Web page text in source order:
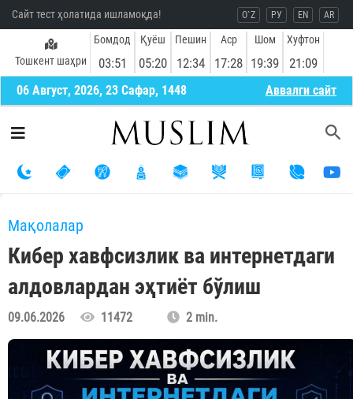
Сайт тест ҳолатида ишламоқда! O`Z РУ EN AR
Тошкент шаҳри
Бомдод
03:51
Қуёш
05:20
Пешин
12:34
Аср
17:28
Шом
19:39
Хуфтон
21:09
06 Август, 2026, 23 Сафар, 1448 Aввалги сайт
Мақолалар
Кибер хавфсизлик ва интернетдаги
алдовлардан эҳтиёт бўлиш
09.06.2026 11472 2 min.